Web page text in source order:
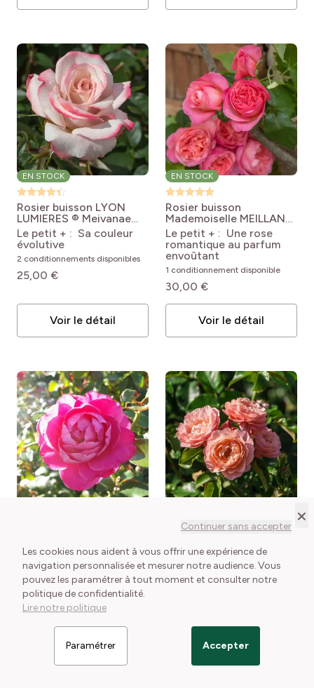
×
Continuer sans accepter
Les cookies nous aident à vous offrir une expérience de
navigation personnalisée et mesurer notre audience. Vous
pouvez les paramétrer à tout moment et consulter notre
politique de confidentialité.
Lire notre politique
Paramétrer Accepter
Filtrer les articles
EN STOCK
Rosier buisson LYON
LUMIERES ® Meivanae
Rosa Lyon Lumières
'Meivanae'
Le petit + : Sa couleur
évolutive
2 conditionnements disponibles
25,00 €
Voir le détail
EN STOCK
Rosier buisson
Mademoiselle MEILLAND
® Meinostair Rosa
'Meinostair'
MADEMOISELLE
MEILLAND®
Le petit + : Une rose
romantique au parfum
envoûtant
1 conditionnement disponible
30,00 €
Voir le détail
MEILLAND ® Meitulimon
Rosa 'Meitulimon'
MANOU MEILLAND®
Le petit + : Un grand
classique de la maison
Meilland
1 conditionnement disponible
25,00 €
Voir le détail
Rosier buisson MARIE
CURIE ® Meilomit
Rosa x
floribunda Marie Curie®
Meilomit
Le petit + : Sa ravissante
couleur pastel
Voir le détail